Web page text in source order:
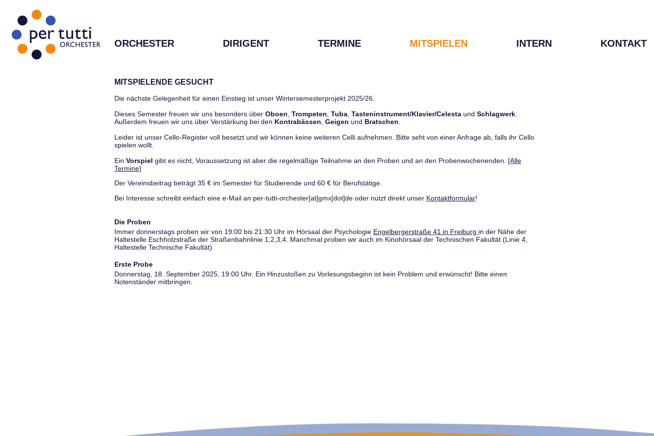
ORCHESTER DIRIGENT TERMINE MITSPIELEN INTERN KONTAKT
MITSPIELENDE GESUCHT
Die nächste Gelegenheit für einen Einstieg ist unser Wintersemesterprojekt 2025/26.
Dieses Semester freuen wir uns besonders über Oboen Trompeten Tuba Tasteninstrument/Klavier/Celesta und Schlagwerk
Außerdem freuen wir uns über Verstärkung bei den Kontrabässen Geigen und Bratschen
Leider ist unser Cello-Register voll besetzt und wir können keine weiteren Celli aufnehmen. Bitte seht von einer Anfrage ab, falls ihr Cello
spielen wollt.
Ein Vorspiel gibt es nicht, Voraussetzung ist aber die regelmäßige Teilnahme an den Proben und an den Probenwochenenden. [Alle
Termine]
Der Vereinsbeitrag beträgt 35 € im Semester für Studierende und 60 € für Berufstätige.
Bei Interesse schreibt einfach eine e-Mail an per-tutti-orchester[at]gmx[dot]de oder nutzt direkt unser Kontaktformular!
Die Proben
Immer donnerstags proben wir von 19:00 bis 21:30 Uhr im Hörsaal der Psychologie Engelbergerstraße 41 in Freiburg in der Nähe der
Haltestelle Eschholzstraße der Straßenbahnlinie 1,2,3,4. Manchmal proben wir auch im Kinohörsaal der Technischen Fakultät (Linie 4,
Haltestelle Technische Fakultät)
Erste Probe
Donnerstag, 18. September 2025, 19:00 Uhr. Ein Hinzustoßen zu Vorlesungsbeginn ist kein Problem und erwünscht! Bitte einen
Notenständer mitbringen.